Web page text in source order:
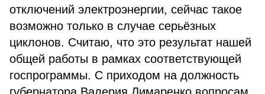
отключений электроэнергии, сейчас такое
возможно только в случае серьёзных
циклонов. Считаю, что это результат нашей
общей работы в рамках соответствующей
госпрограммы. С приходом на должность